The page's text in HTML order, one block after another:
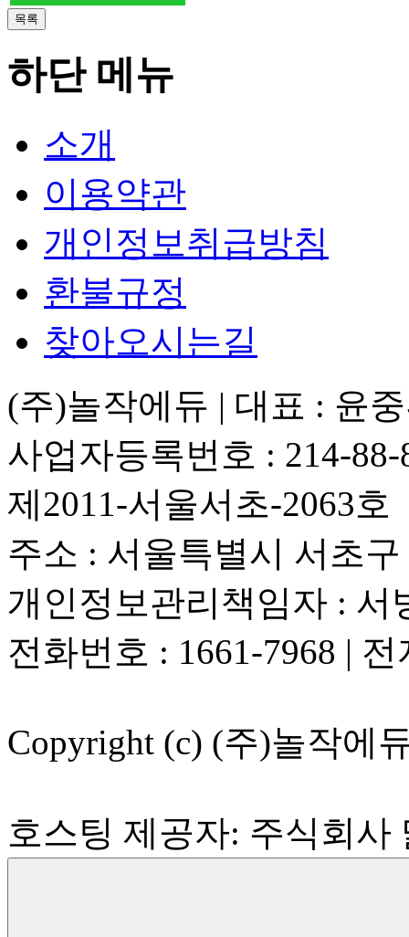
하단 메뉴
소개
이용약관
개인정보취급방침
환불규정
찾아오시는길
(주)놀작에듀 | 대표 : 윤
사업자등록번호 : 214-
제2011-서울서초-2063호
주소 : 서울특별시 서초
개인정보관리책임자 : 서
전화번호 : 1661-7968 |
Copyright (c) (주)놀작에
호스팅 제공자: 주식회